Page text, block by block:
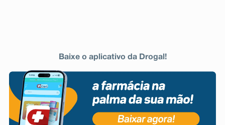
Baixe o aplicativo da Drogal!